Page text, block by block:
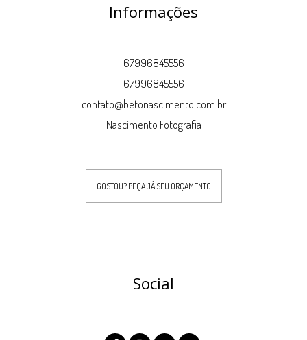
Informações
67996845556
67996845556
contato@betonascimento.com.br
Nascimento Fotografia
GOSTOU? PEÇA JÁ SEU ORÇAMENTO
Social